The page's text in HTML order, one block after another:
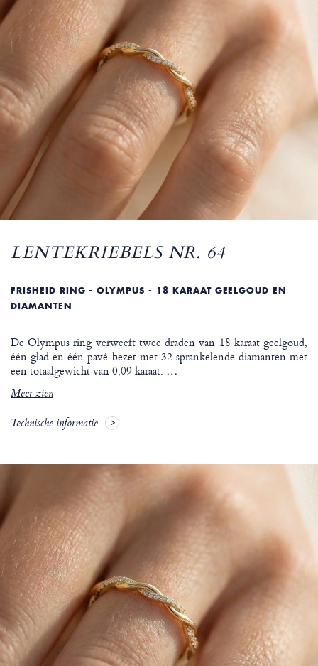
LENTEKRIEBELS NR. 64
FRISHEID RING - OLYMPUS - 18 KARAAT GEELGOUD EN
DIAMANTEN
De Olympus ring verweeft twee draden van 18 karaat geelgoud,
één glad en één pavé bezet met 32 sprankelende diamanten met
een totaalgewicht van 0,09 karaat. …
Meer zien
Technische informatie